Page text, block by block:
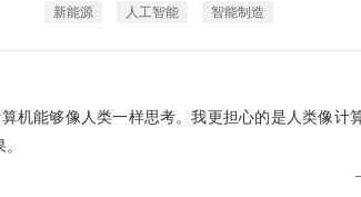
新能源
人工智能 智能制造
机能够像人类一样思考。我更担心的是人类像计
ceo 蒂姆